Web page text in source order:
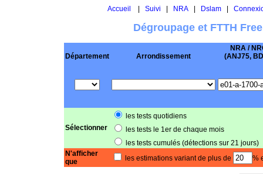
Accueil Suivi NRA| Dslam|
Dégroupage et FTTH
Département Arrondissement
NRA /
(ANJ75,
Sélectionner
les tests quotidiens
les tests le 1er de chaque mois
les tests cumulés (détections sur 21 jours)
N'afficher
que
les estimations variant de plus de %